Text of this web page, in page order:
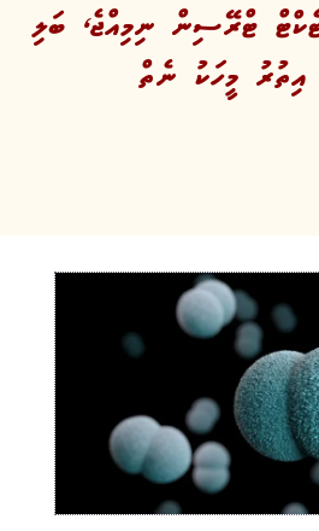
ޓްރޭސިން ނިމިއްޖެ، ބަލި
އިތުރު މީހަކު ނެތް